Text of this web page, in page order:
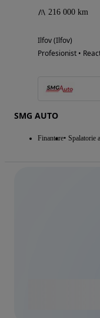
216 000 km
Ilfov (Ilfov)
Profesionist •
SMG AUTO
Finantare Spalatorie